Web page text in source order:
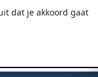
dat je akkoord gaat
v.a. €75